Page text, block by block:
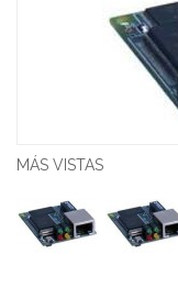
MÁS VISTAS